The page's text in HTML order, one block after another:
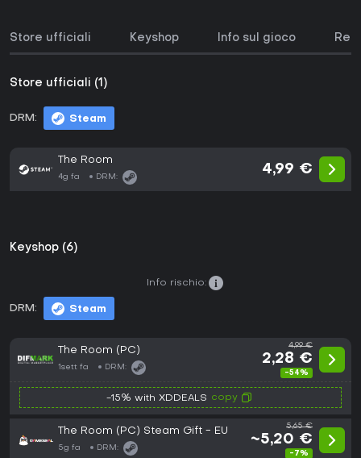
Store ufficiali Keyshop Info sul gioco
Store ufficiali (1)
DRM: Steam
The Room
4g fa DRM:
4,99 €
Keyshop (6)
DRM: Steam
Info rischio:
The Room (PC)
1sett fa DRM:
4,99 €
2,28 €
-54%
-15% with XDDEALS copy
The Room (PC) Steam Gift - EU
5g fa DRM:
5,65 €
~5,20 €
-7%